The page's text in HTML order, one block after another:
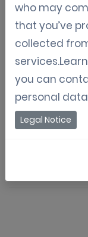
Oct 02, 2024
Gebruik
verkeer
genereren
Val op door
who may
that you’ve
collected
you can
personal
Legal Notice